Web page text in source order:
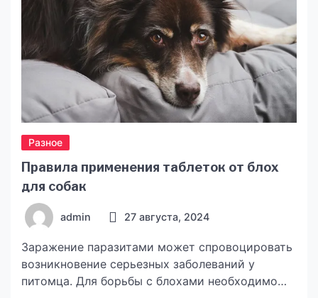
для различных типов поверхностей (ковры,
керамика, […]
Разное
Правила применения таблеток от блох
для собак
admin 27 августа, 2024
Заражение паразитами может спровоцировать
возникновение серьезных заболеваний у
питомца. Для борьбы с блохами необходимо